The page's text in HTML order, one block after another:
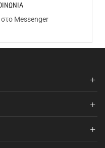
Messenger